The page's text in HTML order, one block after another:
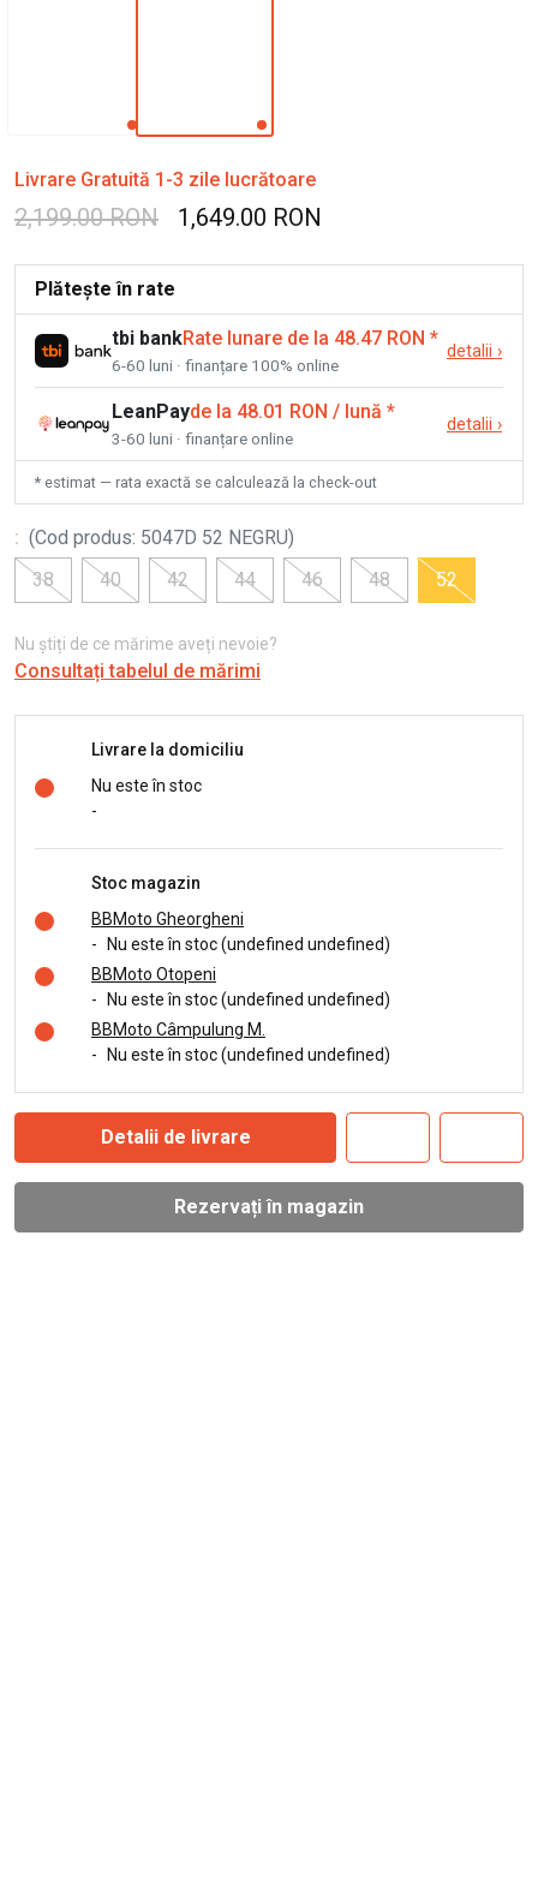
Livrare Gratuită 1-3 zile lucrătoare
2,199.00 RON 1,649.00 RON
Plătește în rate
tbi bankRate lunare de la 48.47 RON *
6-60 luni · finanțare 100% online
detalii ›
LeanPayde la 48.01 RON / lună *
3-60 luni · finanțare online
detalii ›
* estimat — rata exactă se calculează la check-out
: (Cod produs: 5047D 52 NEGRU)
38
40 42 44 46 48 52
Nu știți de ce mărime aveți nevoie?
Consultați tabelul de mărimi
Livrare la domiciliu
Nu este în stoc
-
Stoc magazin
BBMoto Gheorgheni
-
Nu este în stoc (undefined undefined)
BBMoto Otopeni
-
Nu este în stoc (undefined undefined)
BBMoto Câmpulung M.
-
Nu este în stoc (undefined undefined)
Detalii de livrare
Rezervați în magazin